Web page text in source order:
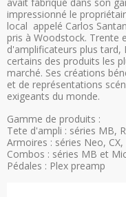
impressionné le
local appelé Carlos
pris à Woodstock. Trente
d'amplificateurs plus
certains des produits les
marché. Ses créations
et de représentations
exigeants du monde.
Gamme de produits :
Tete d'ampli : séries MB,
Armoires : séries Neo,
Combos : séries MB et
Pédales : Plex preamp